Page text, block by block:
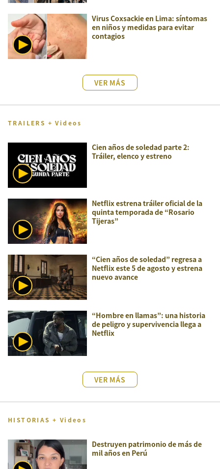
Virus Coxsackie en Lima: síntomas
en niños y medidas para evitar
contagios
VER MÁS
TRAILERS + Videos
Cien años de soledad parte 2:
Tráiler, elenco y estreno
Netflix estrena tráiler oficial de la
quinta temporada de “Rosario
Tijeras”
“Cien años de soledad” regresa a
Netflix este 5 de agosto y estrena
nuevo avance
“Hombre en llamas”: una historia
de peligro y supervivencia llega a
Netflix
VER MÁS
HISTORIAS + Videos
Destruyen patrimonio de más de
mil años en Perú